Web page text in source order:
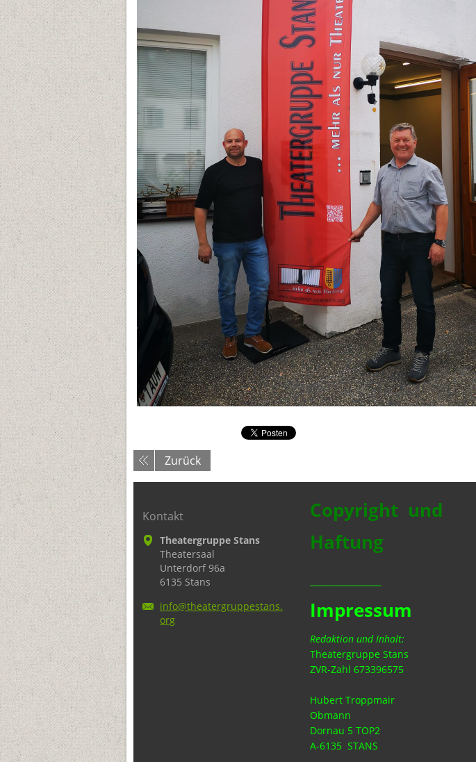
Zurück
Kontakt
Theatergruppe Stans
Theatersaal
Unterdorf 96a
6135 Stans
info@theatergruppestans.
org
Copyright und
Haftung
Impressum
Redaktion und Inhalt:
Theatergruppe Stans
ZVR-Zahl 673396575
Hubert Troppmair
Obmann
Dornau 5 TOP2
A-6135 STANS